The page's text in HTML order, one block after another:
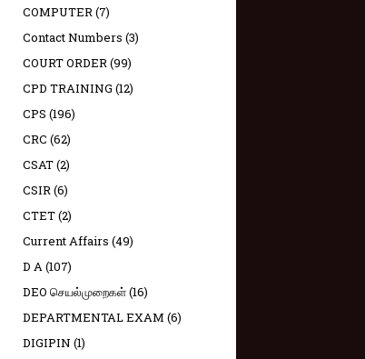
COMPUTER(7)
Contact Numbers (3)
COURT ORDER(99)
CPD TRAINING (12)
CPS (196)
CRC (62)
CSAT(2)
CSIR(6)
CTET(2)
Current Affairs (49)
D A(107)
DEO செயல்முறைகள்(16)
DEPARTMENTAL EXAM (6)
DIGIPIN (1)